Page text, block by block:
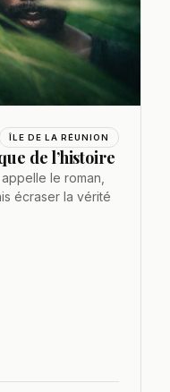
ÎLE DE LA RÉUNION
de l’histoire
le roman,
écraser la vérité